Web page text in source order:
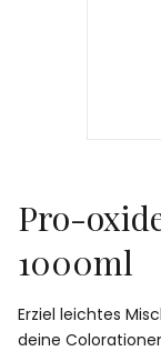
Pro-
1000ml
Erziel leichtes
deine